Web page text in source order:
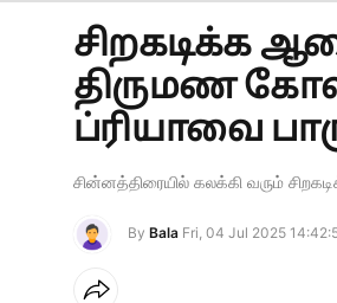
சிறகடிக்க
திருமண
ப்ரியாவை
சின்னத்திரையில் கலக்கி வரும்
By Bala Fri, 04 Jul 2025